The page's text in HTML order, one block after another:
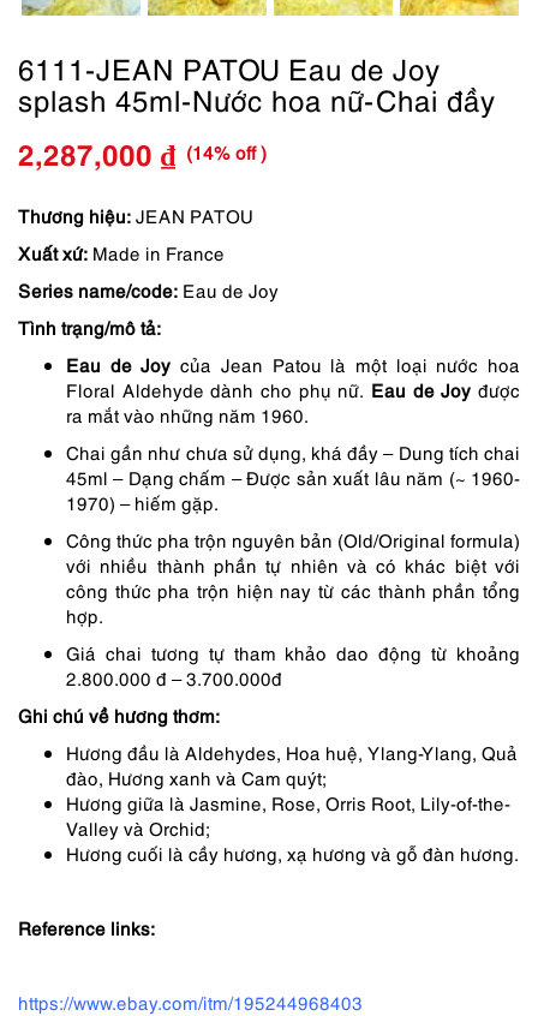
6111-JEAN PATOU Eau de Joy
splash 45ml-Nước hoa nữ-Chai đầy
Giá
gốc
là:
2,690,000 ₫.
2,287,000 ₫
Giá
hiện
tại
là:
(14% off )
Thương hiệu: JEAN PATOU
Xuất xứ: Made in France
Series name/code: Eau de Joy
Tình trạng/mô tả:
Eau de Joy của Jean Patou là một loại nước hoa
Floral Aldehyde dành cho phụ nữ. Eau de Joy được
ra mắt vào những năm 1960.
Chai gần như chưa sử dụng, khá đầy – Dung tích chai
45ml – Dạng chấm – Được sản xuất lâu năm (~ 1960-
1970) – hiếm gặp.
Công thức pha trộn nguyên bản (Old/Original formula)
với nhiều thành phần tự nhiên và có khác biệt với
công thức pha trộn hiện nay từ các thành phần tổng
hợp.
Giá chai tương tự tham khảo dao động từ khoảng
2.800.000 đ – 3.700.000đ
Ghi chú về hương thơm:
Hương đầu là Aldehydes, Hoa huệ, Ylang-Ylang, Quả
đào, Hương xanh và Cam quýt;
Hương giữa là Jasmine, Rose, Orris Root, Lily-of-the-
Valley và Orchid;
Hương cuối là cầy hương, xạ hương và gỗ đàn hương.
Reference links:
https://www.ebay.com/itm/195244968403